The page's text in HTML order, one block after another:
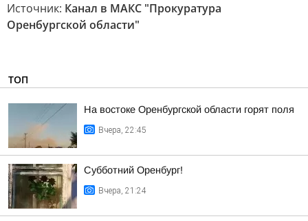
Источник: Канал в МАКС "Прокуратура
Оренбургской области"
ТОП
На востоке Оренбургской области горят поля
Вчера, 22:45
Субботний Оренбург!
Вчера, 21:24